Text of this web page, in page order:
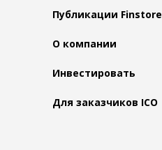
Публикации Finstore
О компании
Инвестировать
Для заказчиков ICO